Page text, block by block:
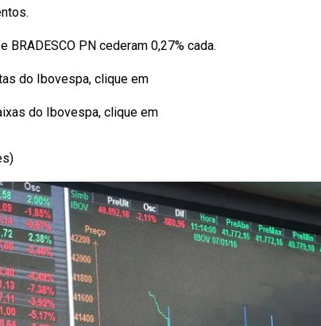
BRADESCO PN cederam 0,27% cada.
do Ibovespa, clique em
do Ibovespa, clique em